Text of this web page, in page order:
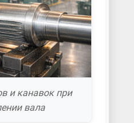
и канавок при
вала